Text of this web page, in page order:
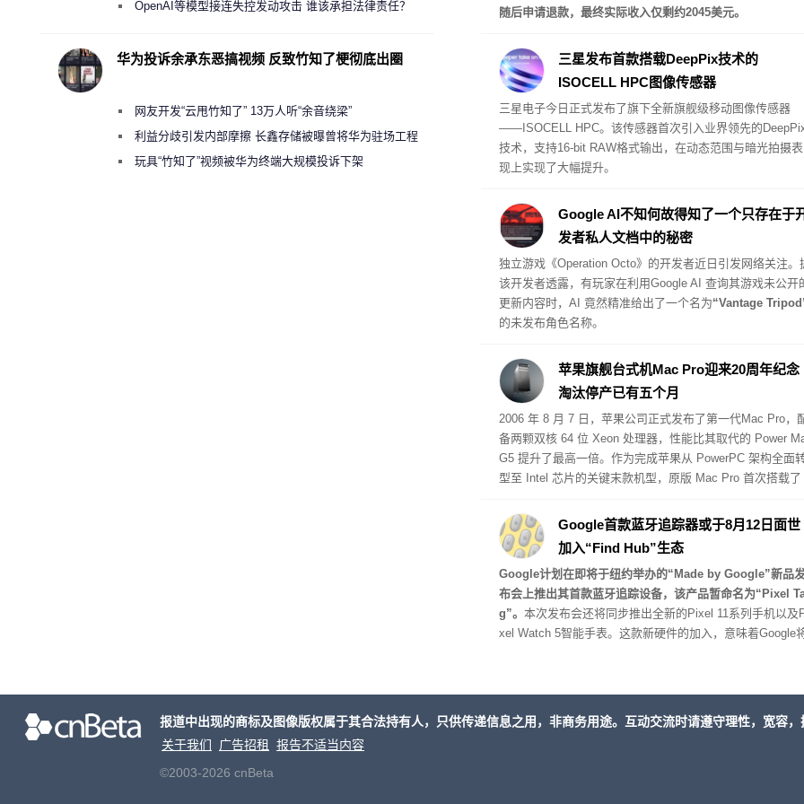
随后申请退款，最终实际收入仅剩约2045美元。
三星发布首款搭载DeepPix技术的
ISOCELL HPC图像传感器
三星电子今日正式发布了旗下全新旗舰级移动图像传感器
——ISOCELL HPC。该传感器首次引入业界领先的
技术，支持16-bit RAW格式输出，在动态范围与暗光拍摄表
现上实现了大幅提升。
Google AI不知何故得知了一个只存在于
发者私人文档中的秘密
独立游戏《Operation Octo》的开发者近日引发网络关注。
该开发者透露，有玩家在利用Google AI 查询其游戏未公开
更新内容时，AI 竟然精准给出了一个名为“Vantage
的未发布角色名称。
苹果旗舰台式机Mac Pro迎来20周年纪念
淘汰停产已有五个月
2006 年 8 月 7 日，苹果公司正式发布了第一代Mac Pro，
备两颗双核 64 位 Xeon 处理器，性能比其取代的 Power
G5 提升了最高一倍。作为完成苹果从 PowerPC 架构全面
型至 Intel 芯片的关键末款机型，原版 Mac Pro 首次搭载了
Google首款蓝牙追踪器或于8月12日面世
加入“Find Hub”生态
Google计划在即将于纽约举办的“Made by Google”新品
布会上推出其首款蓝牙追踪设备，该产品暂命名为“Pixel
g”。 本次发布会还将同步推出全新的Pixel 11系列手机以及
xel Watch 5智能手表。这款新硬件的加入，意味着Google
“反乌托邦”
OpenAI等模型接连失控发动攻击 谁该承担法律责任？
华为投诉余承东恶搞视频 反致竹知了梗彻底出圈
网友开发“云甩竹知了” 13万人听“余音绕梁”
利益分歧引发内部摩擦 长鑫存储被曝曾将华为驻场工程
师驱逐出研发基地
玩具“竹知了”视频被华为终端大规模投诉下架
报道中出现的商标及图像版权属于其合法持有人，只供传递信息之用，非商务用途。互动交流时请遵守理性，宽容，
关于我们
广告招租
报告不适当内容
©2003-2026 cnBeta